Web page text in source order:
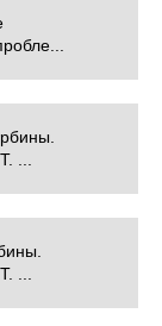
...
...